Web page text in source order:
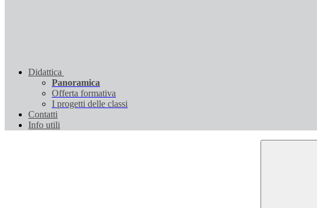
Didattica
Panoramica
Offerta formativa
I progetti delle classi
Contatti
Info utili